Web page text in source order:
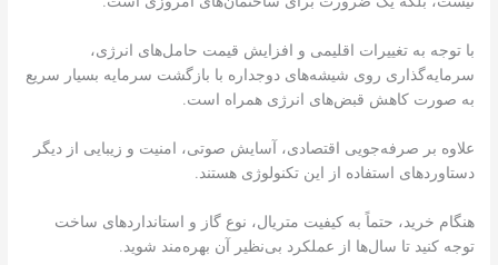
با توجه به تغییرات اقلیمی و افزایش قیمت حامل‌های انرژی،
سرمایه‌گذاری روی شیشه‌های دوجداره با بازگشت سرمایه بسیار سریع
به صورت کاهش قبض‌های انرژی همراه است.
علاوه بر صرفه‌جویی اقتصادی، آسایش صوتی، امنیت و زیبایی از دیگر
دستاوردهای استفاده از این تکنولوژی هستند.
هنگام خرید، حتماً به کیفیت متریال، نوع گاز و استانداردهای ساخت
توجه کنید تا سال‌ها از عملکرد بی‌نظیر آن بهره‌مند شوید.